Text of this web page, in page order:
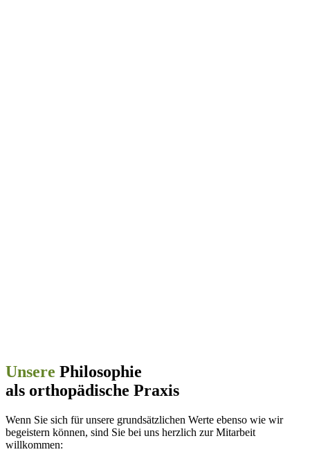
Unsere Philosophie
als orthopädische Praxis
Wenn Sie sich für unsere grundsätzlichen Werte ebenso wie wir
begeistern können, sind Sie bei uns herzlich zur Mitarbeit
willkommen: